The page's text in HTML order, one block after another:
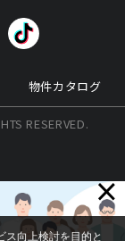
物件カタログ
RESERVED.
×
ス向上検討を目的と